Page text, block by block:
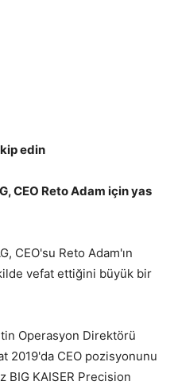
edin
CEO Reto Adam için yas
CEO'su Reto Adam'ın
vefat ettiğini büyük bir
Operasyon Direktörü
2019'da CEO pozisyonunu
BIG KAISER Precision